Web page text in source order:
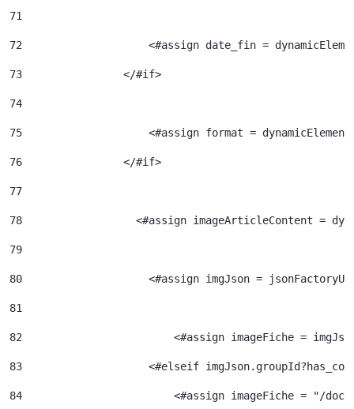
71
72
<#assign date_fin =
73
                </#if>
74
75
<#assign format =
76
                </#if>
77
78
<#assign imageArticleContent =
79
80
<#assign imgJson =
81
82
<#assign imageFiche =
83
<#elseif
84
<#assign